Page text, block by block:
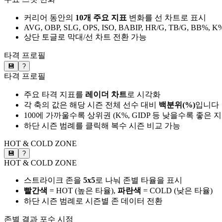
커리어 동안의 10개 주요 지표 변화를 선 차트로 표시
AVG, OBP, SLG, OPS, ISO, BABIP, HR/G, TB/G, BB%,
상단 토글로 막대/선 차트 전환 가능
타격 프로필
💾 ?
타격 프로필
주요 타격 지표를 레이더 차트로 시각화
각 축의 값은 해당 시즌 전체 선수 대비 백분위(%)입니다
100에 가까울수록 상위권 (K%, GIDP 등 낮을수록 좋은
하단 시즌 범례를 클릭해 복수 시즌 비교 가능
HOT & COLD ZONE
💾 ?
HOT & COLD ZONE
스트라이크 존을 5x5로 나눠 존별 타율을 표시
빨간색 = HOT (높은 타율), 파란색 = COLD (낮은 타율)
하단 시즌 범례로 시즌별 존 데이터 전환
존별 결과 포수 시점